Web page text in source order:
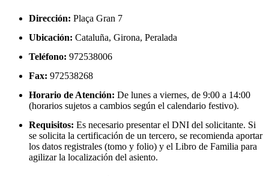
Dirección: Plaça Gran 7
Ubicación: Cataluña, Girona, Peralada
Teléfono: 972538006
Fax: 972538268
Horario de Atención: De lunes a viernes, de 9:00 a 14:00
(horarios sujetos a cambios según el calendario festivo).
Requisitos: Es necesario presentar el DNI del solicitante. Si
se solicita la certificación de un tercero, se recomienda aportar
los datos registrales (tomo y folio) y el Libro de Familia para
agilizar la localización del asiento.